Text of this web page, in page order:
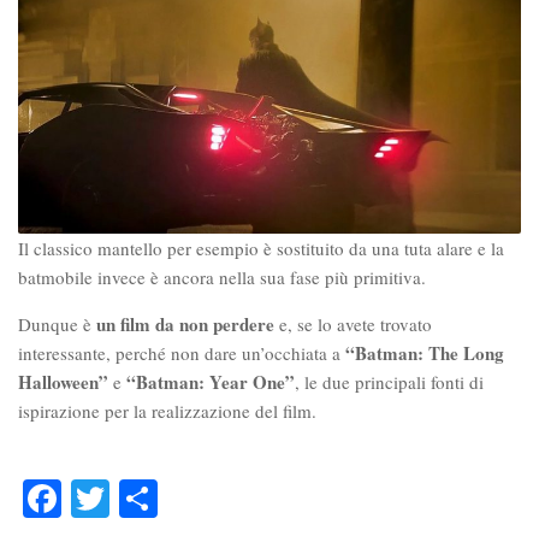
Il classico mantello per esempio è sostituito da una tuta alare e la
batmobile invece è ancora nella sua fase più primitiva.
Dunque è un film da non perdere e, se lo avete trovato
interessante, perché non dare un’occhiata a “Batman: The Long
Halloween” e “Batman: Year One”, le due principali fonti di
ispirazione per la realizzazione del film.
FacebookTwitter